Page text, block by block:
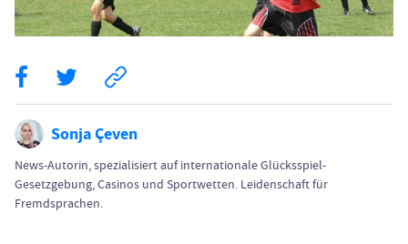
Sonja Çeven
News-Autorin, spezialisiert auf internationale Glücksspiel-
Gesetzgebung, Casinos und Sportwetten. Leidenschaft für
Fremdsprachen.